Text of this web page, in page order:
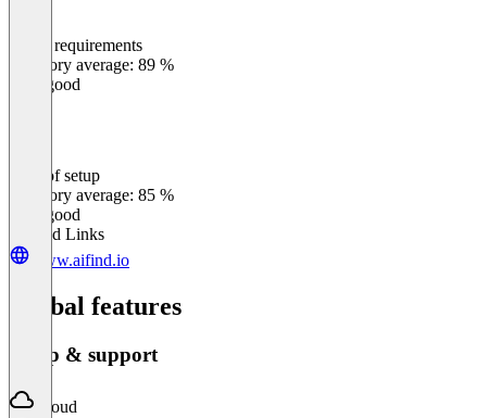
Meets requirements
Category average: 89 %
Very good
Ease of setup
Category average: 85 %
Very good
Related Links
www.aifind.io
Global features
Setup & support
Cloud